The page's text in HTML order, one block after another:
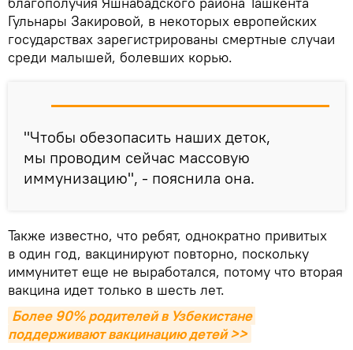
Гульнары Закировой, в некоторых европейских
государствах зарегистрированы смертные случаи
среди малышей, болевших корью.
"Чтобы обезопасить наших деток,
мы проводим сейчас массовую
иммунизацию", - пояснила она.
Также известно, что ребят, однократно привитых
в один год, вакцинируют повторно, поскольку
иммунитет еще не выработался, потому что вторая
вакцина идет только в шесть лет.
Более 90% родителей в Узбекистане
поддерживают вакцинацию детей >>